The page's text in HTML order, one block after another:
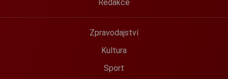
Redakce
Zpravodajství
Kultura
Sport